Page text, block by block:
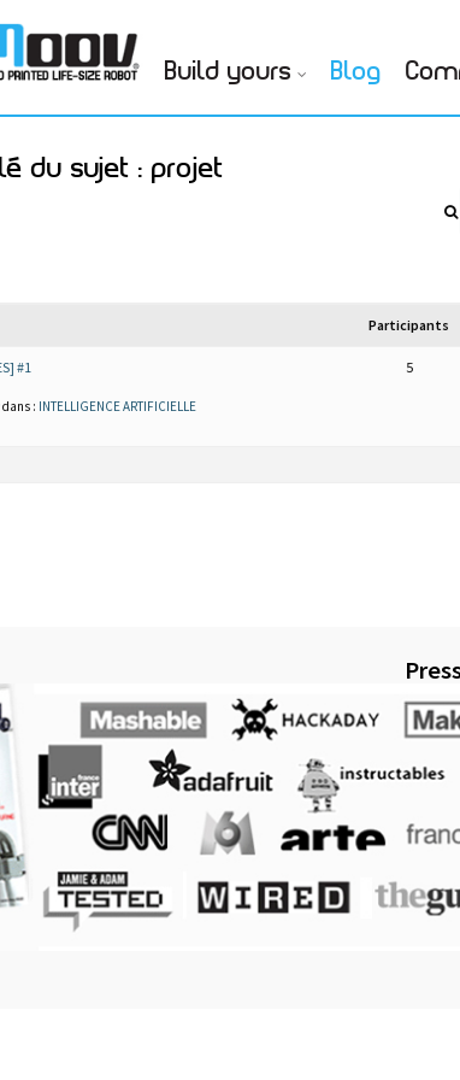
Build yours Blog
du sujet : projet
Participants
#1
dans : INTELLIGENCE ARTIFICIELLE
5